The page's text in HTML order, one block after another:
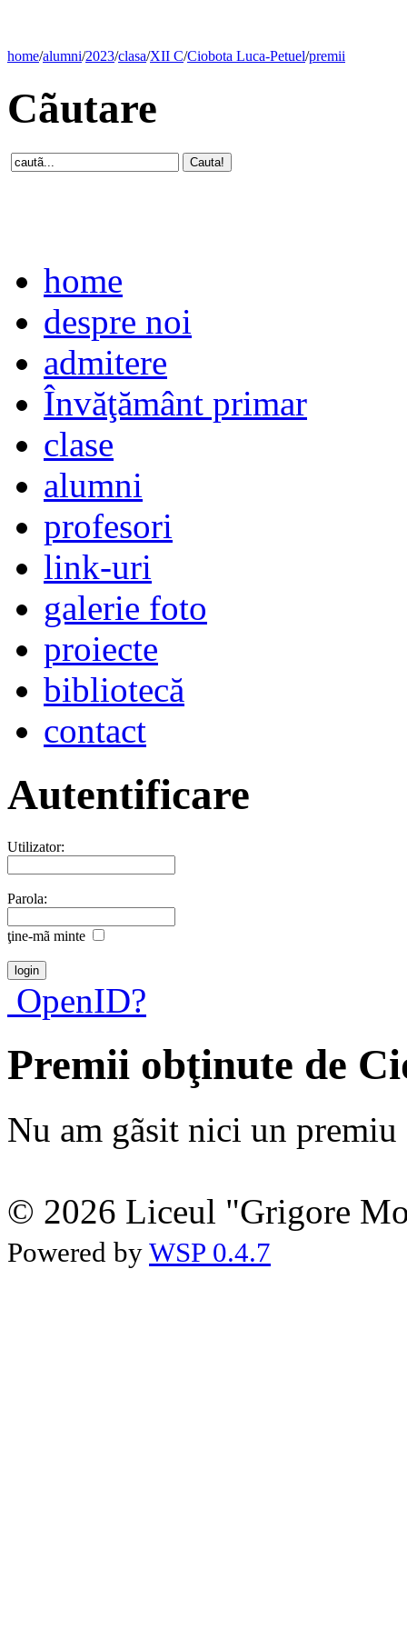
home/alumni/2023/clasa/XII C/Ciobota Luca-Petuel/premii
Cãutare
home
despre noi
admitere
Învăţământ primar
clase
alumni
profesori
link-uri
galerie foto
proiecte
bibliotecă
contact
Autentificare
Utilizator:
Parola:
ţine-mã minte
OpenID?
Premii obţinute de
Nu am gãsit nici un premiu
© 2026 Liceul "Grigore
Powered by WSP 0.4.7